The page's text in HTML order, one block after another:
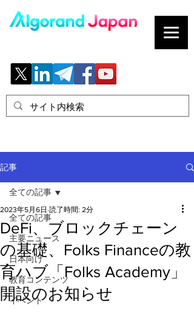
記事
全ての記事
主要ニュース
日本向け
教育コンテンツ
イベント
全ての記事
DeFi、ブロックチェーン
の基礎、Folks Financeの教
育ハブ「Folks Academy」
開設のお知らせ
2023年5月6日 読了時間: 2分